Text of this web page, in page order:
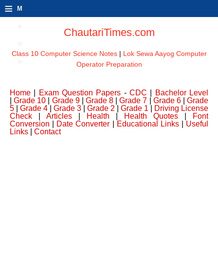
≡ M
ChautariTimes.com
Class 10 Computer Science Notes| Lok Sewa Aayog Computer
Operator Preparation
Home Exam Question Papers -CDC
Bachelor Level
|Grade 10 Grade 9| Grade 8 |Grade 7 Grade 6| Grade
5
Grade 4 Grade 3 Grade 2 Grade 1
Driving License
Check
Articles Health Health Quotes
Font
Conversion
Date Converter Educational Links| Useful
Links
Contact